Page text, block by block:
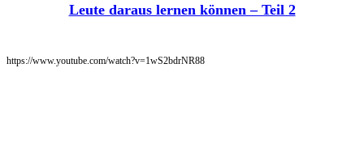
Leute daraus lernen können – Teil 2
https://www.youtube.com/watch?v=1wS2bdrNR88